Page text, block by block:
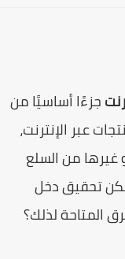
جزءًا أساسيًا من
عبر الإنترنت،
من السلع
تحقيق دخل
لذلك؟